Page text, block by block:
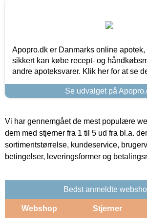
Apopro.dk er Danmarks online apotek,
sikkert kan købe recept- og
andre apoteksvarer. Klik her for at se
Se udvalget på
Vi har gennemgået de mest populære
dem med stjerner fra 1 til 5 ud fra bl.a.
sortimentstørrelse, kundeservice,
betingelser, leveringsformer og
Bedst anmeldte
Webshop Stjerner